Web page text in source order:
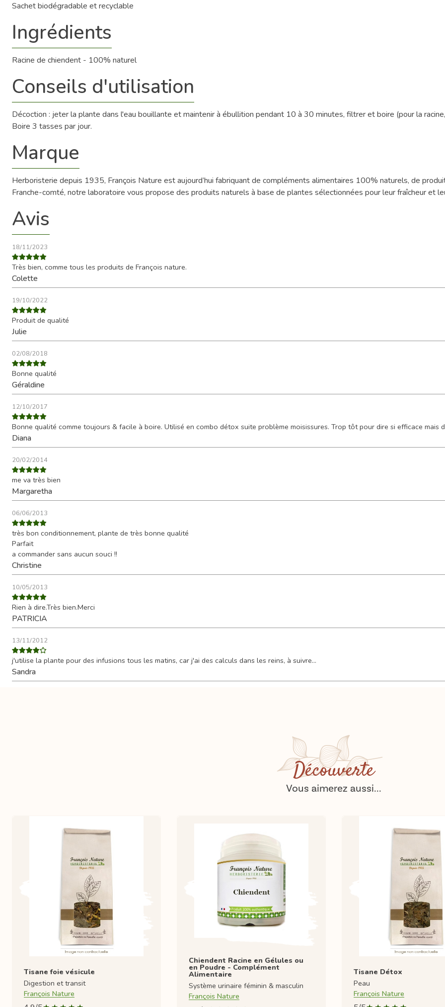
Sachet biodégradable et recyclable
Ingrédients
Racine de chiendent - 100% naturel
Conseils d'utilisation
Décoction : jeter la plante dans l'eau bouillante et maintenir à ébullition pendant 10 à 30 minutes, filtrer et boire (pour la racine,
Boire 3 tasses par jour.
Marque
Herboristerie depuis 1935, François Nature est aujourd’hui fabriquant de compléments alimentaires 100% naturels, de
Franche-comté, notre laboratoire vous propose des produits naturels à base de plantes sélectionnées pour leur fraîcheur et
Avis
18/11/2023
Très bien, comme tous les produits de François nature.
Colette
19/10/2022
Produit de qualité
Julie
02/08/2018
Bonne qualité
Géraldine
12/10/2017
Bonne qualité comme toujours & facile à boire. Utilisé en combo détox suite problème moisissures. Trop tôt pour dire si efficace mais
Diana
20/02/2014
me va très bien
Margaretha
06/06/2013
très bon conditionnement, plante de très bonne qualité
Parfait
a commander sans aucun souci !!
Christine
10/05/2013
Rien à dire.Très bien.Merci
PATRICIA
13/11/2012
j'utilise la plante pour des infusions tous les matins, car j'ai des calculs dans les reins, à suivre...
Sandra
Découverte
Vous aimerez aussi...
Tisane foie vésicule
Digestion et transit
François Nature
Chiendent Racine en Gélules ou
en Poudre - Complément
Alimentaire
Système urinaire féminin & masculin
François Nature
Tisane Détox
Peau
François Nature